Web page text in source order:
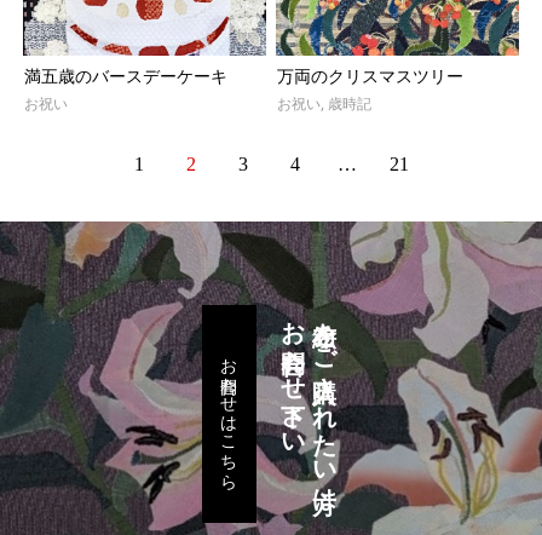
満五歳のバースデーケーキ
お祝い
万両のクリスマスツリー
お祝い, 歳時記
1 2 3 4 … 21
布絵をご購入されたい方は
お問合わせ下さい
お問合わせはこちら